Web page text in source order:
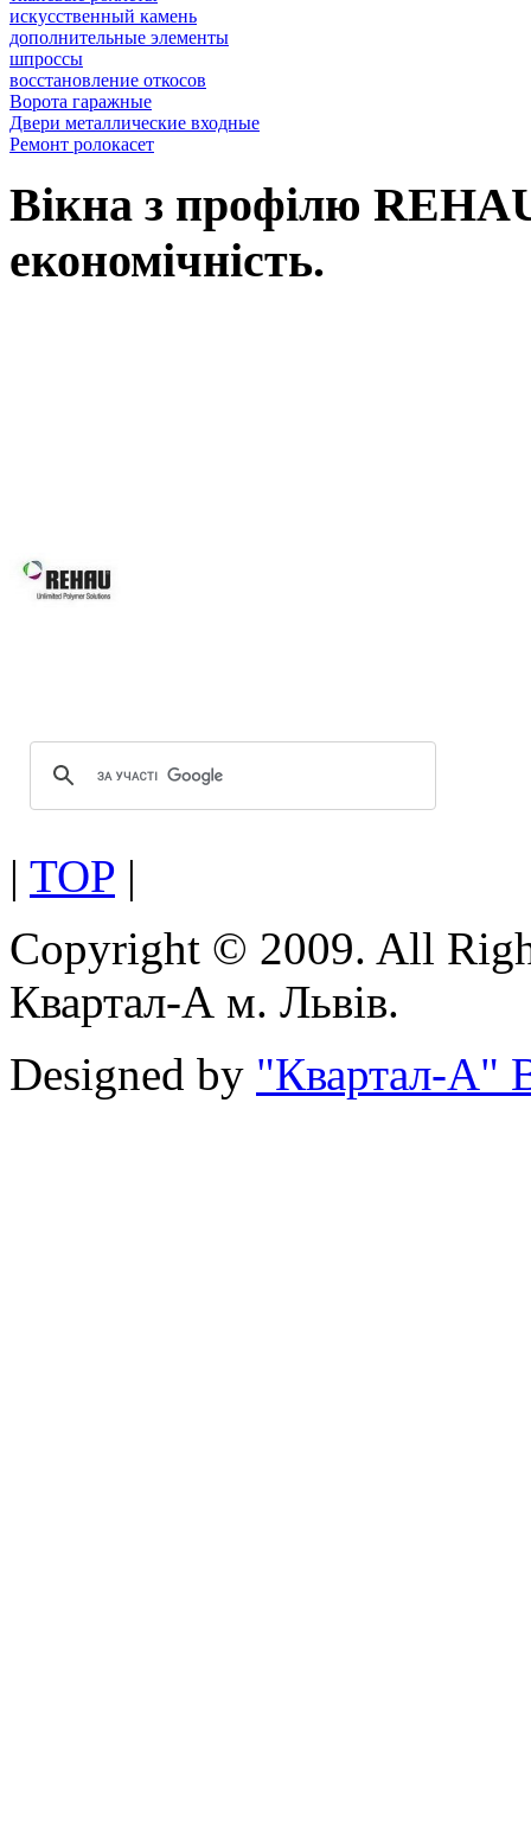
искусственный камень
дополнительные элементы
шпроссы
восcтановление откосов
Ворота гаражные
Двери металлические входные
Ремонт ролокасет
Вікна з профілю
економічність.
| TOP |
Copyright © 2009. All
Квартал-А м. Львів.
Designed by "Квартал-А"